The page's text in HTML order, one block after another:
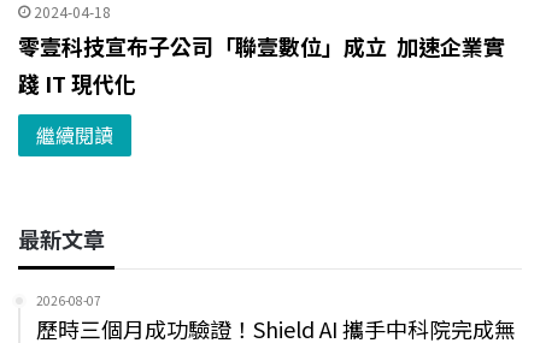
2024-04-18
零壹科技宣布子公司「聯壹數位」成立 加速企業實
踐 IT 現代化
繼續閱讀
最新文章
2026-08-07
歷時三個月成功驗證！Shield AI 攜手中科院完成無